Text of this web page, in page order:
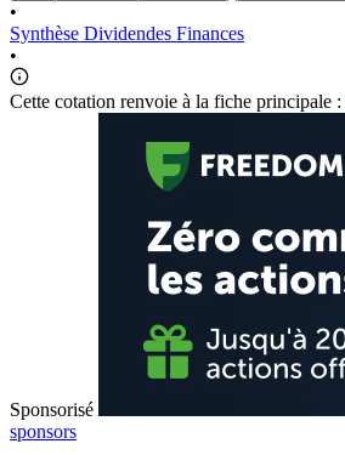
•
Synthèse Dividendes Finances
•
Cette cotation renvoie à la fiche principale :
Sponsorisé
sponsors